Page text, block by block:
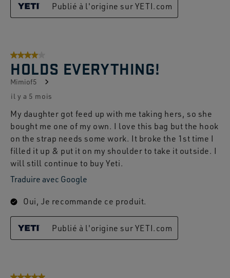
Publié à l'origine sur YETI.com
4 sur 5 étoiles.
HOLDS EVERYTHING!
Mimiof5
il y a 5 mois
My daughter got feed up with me taking hers, so she
bought me one of my own. I love this bag but the hook
on the strap needs some work. It broke the 1st time I
filled it up & put it on my shoulder to take it outside. I
will still continue to buy Yeti.
Traduire avec Google
Oui, Je recommande ce produit.
Publié à l'origine sur YETI.com